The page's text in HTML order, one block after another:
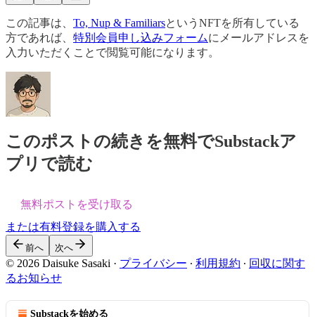
この記事は、 To, Nup & FamiliarsというNFTを所有している
方であれば、 特別会員申し込みフォームにメールアドレスを
入力いただくことで閲覧可能になります。
このポストの続きを無料でSubstackア
プリで読む
無料ポストを受け取る
または有料登録を購入する
前へ 次へ
© 2026 Daisuke Sasaki · プライバシー ∙ 利用規約 ∙ 回収に関す
るお知らせ
Substackを始める